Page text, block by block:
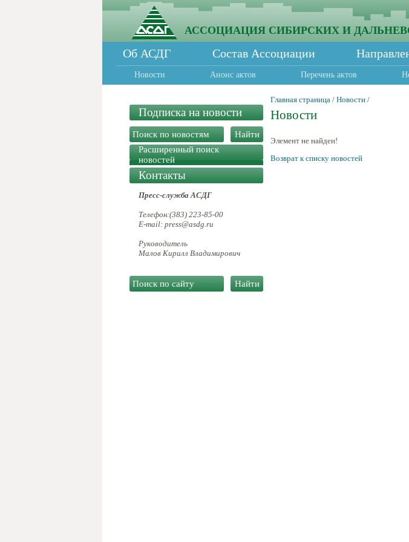
АССОЦИАЦИЯ СИБИРСКИХ И
Об АСДГ Состав Ассоциации
Новости Анонс актов Перечень актов
Подписка на новости
Расширенный поиск
новостей
Контакты
Пресс-служба АСДГ
Телефон:(383) 223-85-00
E-mail: press@asdg.ru
Руководитель
Малов Кирилл Владимирович
Главная страница / Новости /
Новости
Элемент не найден!
Возврат к списку новостей